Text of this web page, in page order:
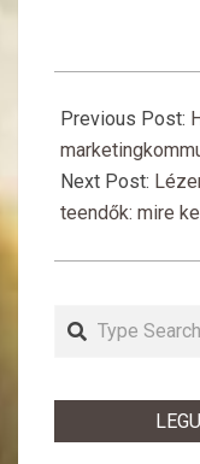
04-
27
Previous Post:
Next Post:
teendők: mire
Search